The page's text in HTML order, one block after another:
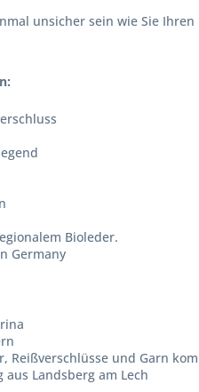
unsicher sein wie Sie
Bioleder.
Germany
Reißverschlüsse und Garn
Landsberg am Lech